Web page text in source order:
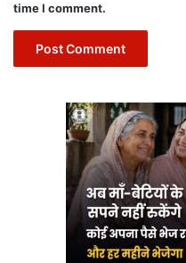
time I comment.